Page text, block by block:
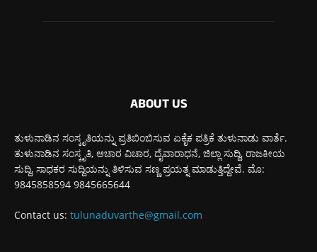
ABOUT US
ತುಳುನಾಡಿನ ಸಂಸ್ಕೃತಿಯನ್ನು ಪ್ರತಿಬಿಂಬಿಸುವ ಏಕೈಕ ಪತ್ರಿಕೆ ತುಳುನಾಡು ವಾರ್ತೆ.
ತುಳುನಾಡಿನ ಸಂಸ್ಕೃತಿ, ಆಚಾರ ವಿಚಾರ, ದೈವಾರಾಧನೆ, ಜಿಲ್ಲಾ ಸುದ್ದಿ, ರಾಜಕೀಯ
ಸುದ್ದಿ, ಸಾಧಕರ ಸುದ್ದಿಯನ್ನು ತಿಳಿಸುವ ಸಣ್ಣ ಪ್ರಯತ್ನ ಮಾಡುತ್ತಿದ್ದೇವೆ. ಮೊ:
9845858594 9845665644
Contact us: tulunaduvarthe@gmail.com